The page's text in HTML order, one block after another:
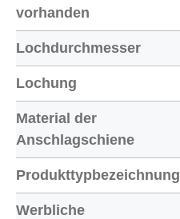
vorhanden
Lochdurchmesser
Lochung
Material der
Anschlagschiene
Produkttypbezeichnung
Werbliche